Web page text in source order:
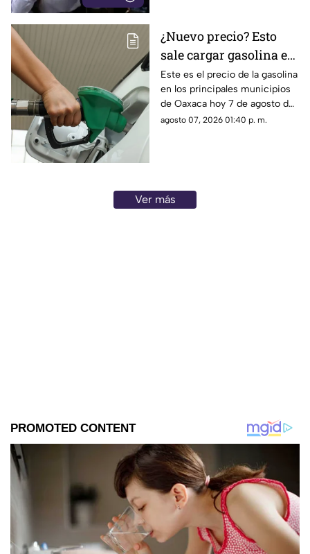
¿Nuevo precio? Esto
sale cargar gasolina en
Oaxaca este viernes 7
de agosto
Este es el precio de la gasolina
en los principales municipios
de Oaxaca hoy 7 de agosto de
2026; ten en cuenta que el
agosto 07, 2026 01:40 p. m.
Ver más